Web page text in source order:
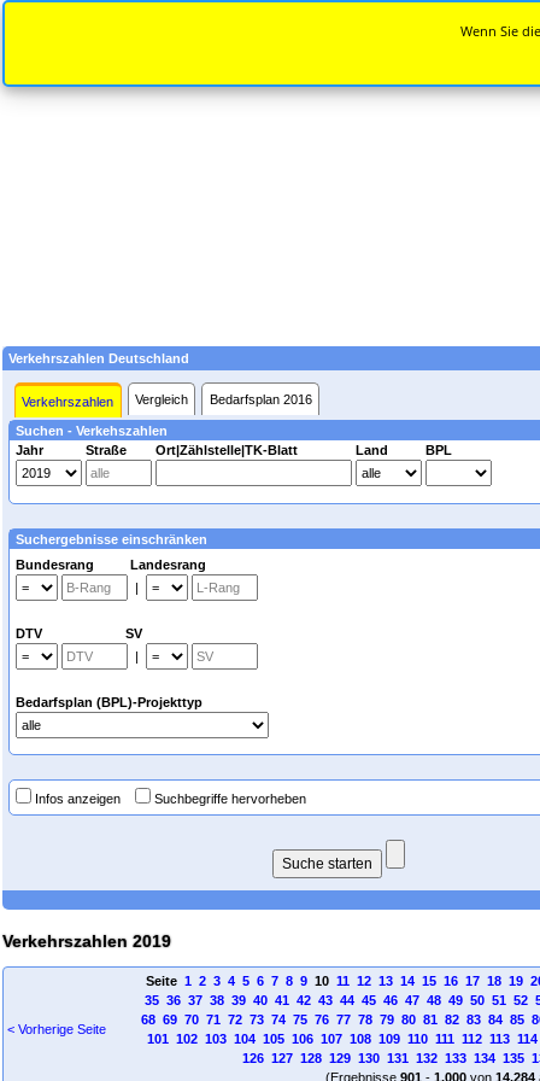
Verkehrszahlen Deutschland
Verkehrszahlen Vergleich Bedarfsplan 2016
Suchen - Verkehszahlen
Jahr
Straße Ort|Zählstelle|TK-Blatt Land BPL
Suchergebnisse einschränken
Bundesrang Landesrang
|
DTV SV
|
Bedarfsplan (BPL)-Projekttyp
Infos anzeigen Suchbegriffe hervorheben
Verkehrszahlen 2019
< Vorherige Seite
Seite 1 2 3 4 5 6 7 8 910 11 12 13 14 15 16 17 18 19
35 36 37 38 39 40 41 42 43 44 45 46 47 48 49 50 51 52
68 69 70 71 72 73 74 75 76 77 78 79 80 81 82 83 84 85
101 102 103 104 105 106 107 108 109 110 111 112 113 114
126 127 128 129 130 131 132 133 134 135
(Ergebnisse 901 - 1.000 von 14.284
Wenn Sie